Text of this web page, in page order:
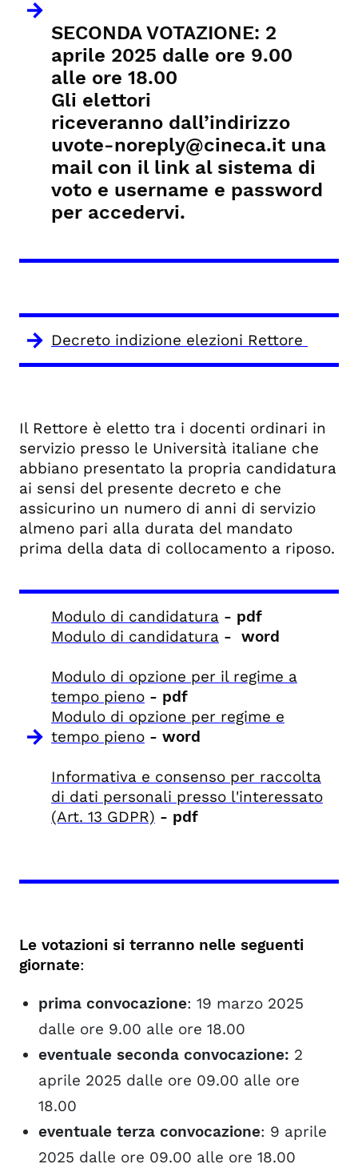
SECONDA VOTAZIONE: 2
aprile 2025 dalle ore 9.00
alle ore 18.00
Gli elettori
riceveranno dall’indirizzo
uvote-noreply@cineca.it una
mail con il link al sistema di
voto e username e password
per accedervi.
Decreto indizione elezioni Rettore
Il Rettore è eletto tra i docenti ordinari in
servizio presso le Università italiane che
abbiano presentato la propria candidatura
ai sensi del presente decreto e che
assicurino un numero di anni di servizio
almeno pari alla durata del mandato
prima della data di collocamento a riposo.
Modulo di candidatura - pdf
Modulo di candidatura - word
Modulo di opzione per il regime a
tempo pieno - pdf
Modulo di opzione per regime e
tempo pieno - word
Informativa e consenso per raccolta
di dati personali presso l'interessato
(Art. 13 GDPR) - pdf
Le votazioni si terranno nelle seguenti
giornate:
prima convocazione: 19 marzo 2025
dalle ore 9.00 alle ore 18.00
eventuale seconda convocazione: 2
aprile 2025 dalle ore 09.00 alle ore
18.00
eventuale terza convocazione: 9 aprile
2025 dalle ore 09.00 alle ore 18.00